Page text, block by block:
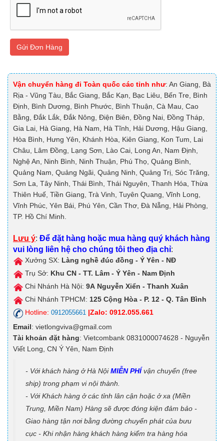
Gửi Đơn Hàng
Vận chuyển hàng đi Toàn quốc các tỉnh như: An Giang, Bà
Rịa - Vũng Tàu, Bắc Giang, Bắc Kạn, Bạc Liêu, Bến Tre, Bình
Định, Bình Dương, Bình Phước, Bình Thuận, Cà Mau, Cao
Bằng, Đắk Lắk, Đắk Nông, Điện Biên, Đồng Nai, Đồng Tháp,
Gia Lai, Hà Giang, Hà Nam, Hà Tĩnh, Hải Dương, Hậu Giang,
Hòa Bình, Hưng Yên, Khánh Hòa, Kiên Giang, Kon Tum, Lai
Châu, Lâm Đồng, Lạng Sơn, Lào Cai, Long An, Nam Định,
Nghệ An, Ninh Bình, Ninh Thuận, Phú Thọ, Quảng Bình,
Quảng Nam, Quảng Ngãi, Quảng Ninh, Quảng Trị, Sóc Trăng,
Sơn La, Tây Ninh, Thái Bình, Thái Nguyên, Thanh Hóa, Thừa
Thiên Huế, Tiền Giang, Trà Vinh, Tuyên Quang, Vĩnh Long,
Vĩnh Phúc, Yên Bái, Phú Yên, Cần Thơ, Đà Nẵng, Hải Phòng,
TP. Hồ Chí Minh.
Lưu ý: Để đặt hàng hoặc mua hàng quý khách hàng
vui lòng liên hệ cho chúng tôi theo địa chỉ:
Xưởng SX: Làng nghề đúc đồng - Ý Yên - NĐ
Trụ Sở: Khu CN - TT. Lâm - Ý Yên - Nam Định
Chi Nhánh Hà Nội: 9A Nguyễn Xiển - Thanh Xuân
Chi Nhánh TPHCM: 125 Cộng Hòa - P. 12 - Q. Tân Bình
Hotline: 0912055661 |Zalo: 0912.055.661
Email: vietlongviva@gmail.com
Tài khoản đặt hàng: Vietcombank 0831000074628 - Nguyễn
Viết Long, CN Ý Yên, Nam Định
- Với khách hàng ở Hà NộiMIỄN PHÍ vận chuyển (free
ship) trong phạm vi nội thành.
- Với Khách hàng ở các tỉnh lân cận hoặc ở xa (Miền
Trung, Miền Nam) Hàng sẽ được đóng kiện đảm bảo -
Giao hàng tận nơi bằng đường chuyển phát của bưu
cục - Khi nhận hàng khách hàng kiểm tra hàng hóa